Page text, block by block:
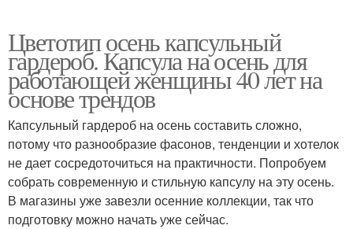
Цветотип осень капсульный
гардероб. Капсула на осень для
работающей женщины 40 лет на
основе трендов
Капсульный гардероб на осень составить сложно,
потому что разнообразие фасонов, тенденции и хотелок
не дает сосредоточиться на практичности. Попробуем
собрать современную и стильную капсулу на эту осень.
В магазины уже завезли осенние коллекции, так что
подготовку можно начать уже сейчас.